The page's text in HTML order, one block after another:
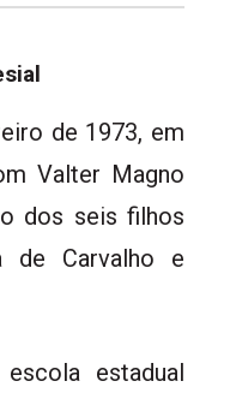
de 1973, em
Valter Magno
dos seis filhos
de Carvalho e
estadual